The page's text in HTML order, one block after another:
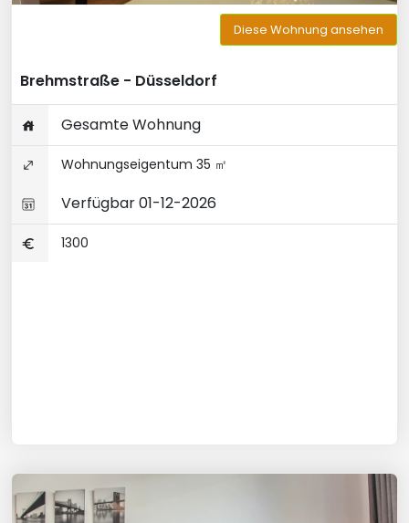
Diese Wohnung ansehen
Brehmstraße - Düsseldorf
Gesamte Wohnung
Wohnungseigentum 35 ㎡
Verfügbar 01-12-2026
1300